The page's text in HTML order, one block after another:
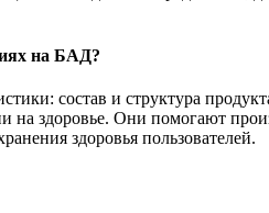
на БАД?
состав и структура
здоровье. Они помогают
здоровья пользователей.